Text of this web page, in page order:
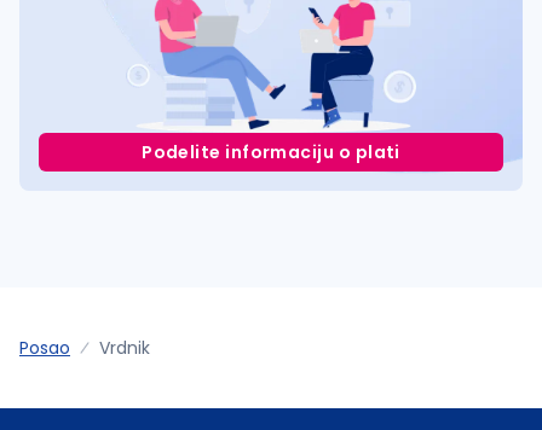
Podelite informaciju o plati
Posao Vrdnik